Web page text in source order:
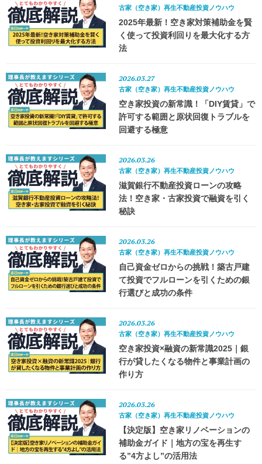
古家（空き家）再生不動産投資ノウハウ
2025年最新！空き家対策補助金を賢
く使って投資利回りを最大化する方
法
2026.03.27
古家（空き家）再生不動産投資ノウハウ
空き家投資の新常識！「DIY賃貸」で
許可する範囲と原状回復トラブルを
回避する極意
2026.03.26
古家（空き家）再生不動産投資ノウハウ
滋賀銀行不動産投資ローンの攻略
法！空き家・古家投資で融資を引く
秘訣
2026.03.26
古家（空き家）再生不動産投資ノウハウ
自己資金ゼロからの挑戦！築古戸建
て投資でフルローンを引くための銀
行選びと成功の条件
2026.03.26
古家（空き家）再生不動産投資ノウハウ
空き家投資×融資の新常識2025｜銀
行が貸したくなる物件と事業計画の
作り方
2026.03.26
古家（空き家）再生不動産投資ノウハウ
【決定版】空き家リノベーションの
補助金ガイド｜地方の宝を再生す
る”4方よし”の活用法